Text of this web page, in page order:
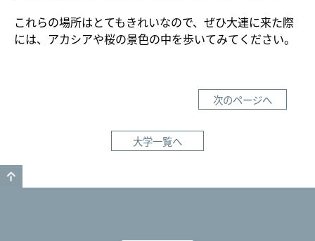
これらの場所はとてもきれいなので、ぜひ大連に来た際
には、アカシアや桜の景色の中を歩いてみてください。
次のページへ
大学一覧へ